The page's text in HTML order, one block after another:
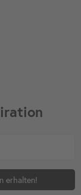
erhalten!